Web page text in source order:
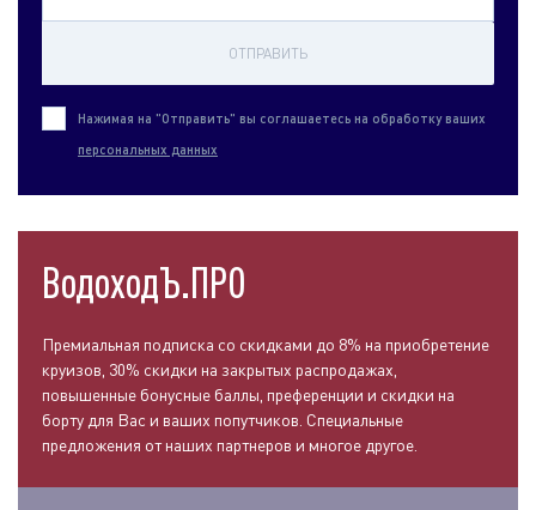
ОТПРАВИТЬ
Нажимая на "Отправить" вы соглашаетесь на обработку ваших
персональных данных
ВодоходЪ.ПРО
Премиальная подписка со скидками до 8% на приобретение
круизов, 30% скидки на закрытых распродажах,
повышенные бонусные баллы, преференции и скидки на
борту для Вас и ваших попутчиков. Специальные
предложения от наших партнеров и многое другое.